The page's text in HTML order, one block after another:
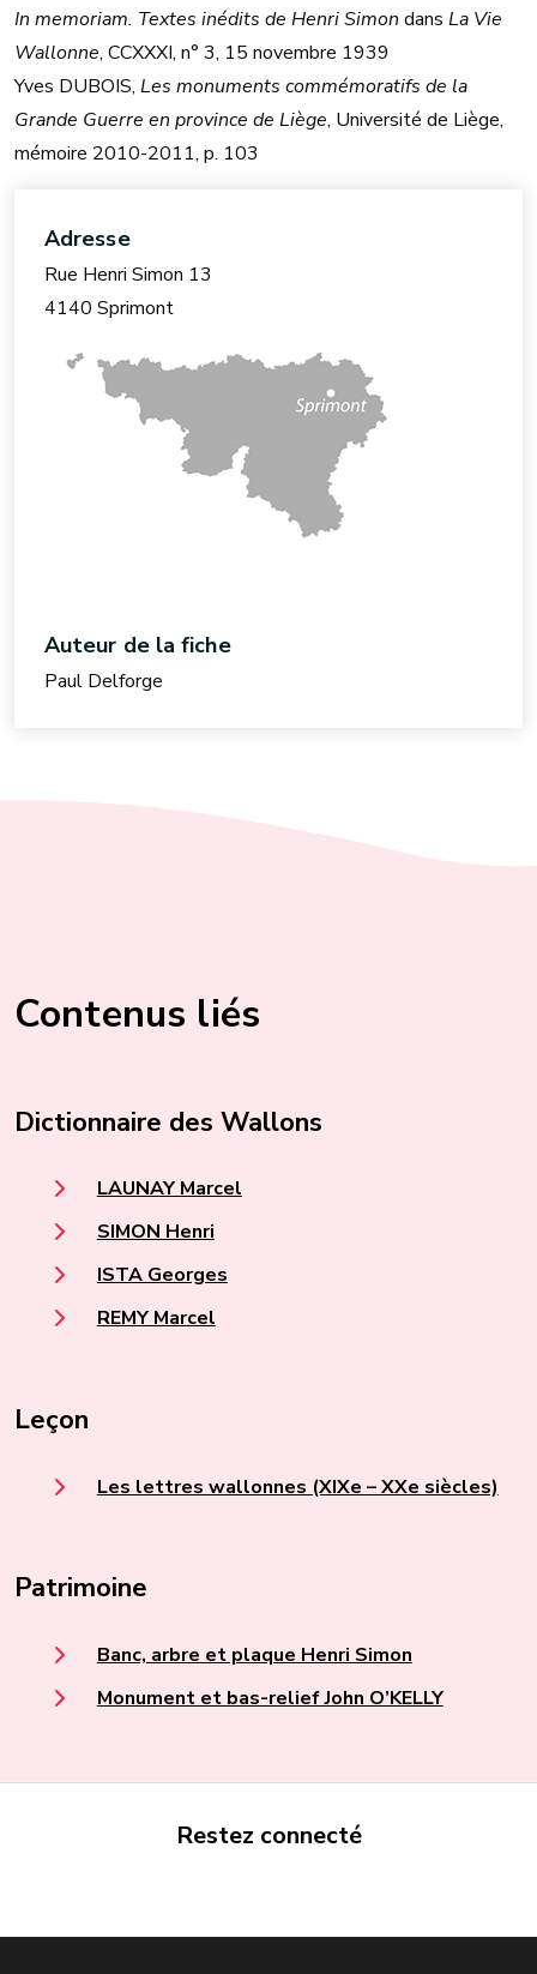
In memoriam. Textes inédits de Henri Simon dans La Vie
Wallonne, CCXXXI, n° 3, 15 novembre 1939
Yves DUBOIS, Les monuments commémoratifs de la
Grande Guerre en province de Liège, Université de Liège,
mémoire 2010-2011, p. 103
Adresse
Rue Henri Simon 13
4140 Sprimont
Auteur de la fiche
Paul Delforge
Contenus liés
Dictionnaire des Wallons
LAUNAY Marcel
SIMON Henri
ISTA Georges
REMY Marcel
Leçon
Les lettres wallonnes (XIXe – XXe siècles)
Patrimoine
Banc, arbre et plaque Henri Simon
Monument et bas-relief John O’KELLY
Restez connecté